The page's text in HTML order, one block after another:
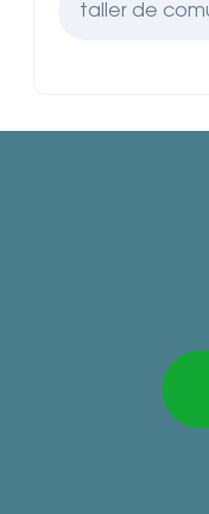
taller de